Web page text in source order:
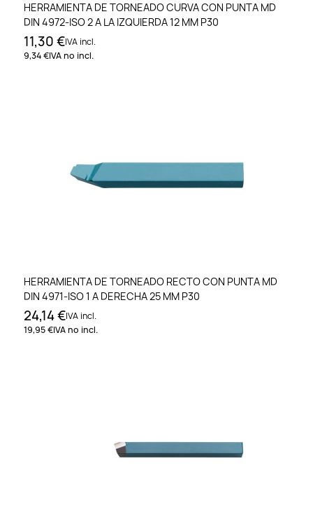
HERRAMIENTA DE TORNEADO CURVA CON PUNTA MD
DIN 4972-ISO 2 A LA IZQUIERDA 12 MM P30
11,30 €IVA incl.
9,34 €IVA no incl.
HERRAMIENTA DE TORNEADO RECTO CON PUNTA MD
DIN 4971-ISO 1 A DERECHA 25 MM P30
24,14 €IVA incl.
19,95 €IVA no incl.